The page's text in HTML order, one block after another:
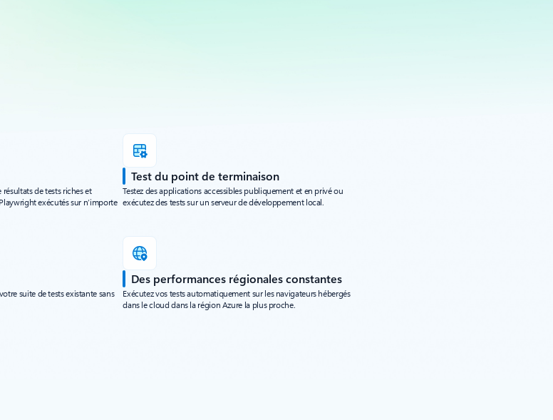
résultats de tests riches et
exécutés sur n’importe
Test du point de terminaison
Testez des applications accessibles publiquement et en privé ou
exécutez des tests sur un serveur de développement local.
suite de tests existante sans
Des performances régionales constantes
Exécutez vos tests automatiquement sur les navigateurs hébergés
dans le cloud dans la région Azure la plus proche.